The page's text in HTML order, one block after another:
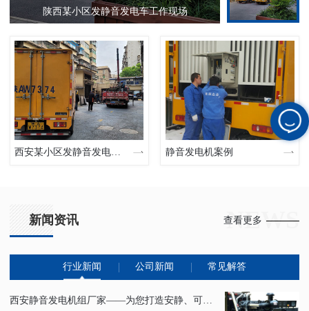
陕西某小区发静音发电车工作现场
西安某小区发静音发电车现场 静音发电机案例
新闻资讯 NEWS
查看更多
行业新闻 公司新闻 常见解答
西安静音发电机组厂家——为您打造安静、可靠的发电设备